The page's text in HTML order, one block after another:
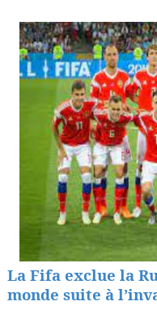
La Fifa exclue la
monde suite à